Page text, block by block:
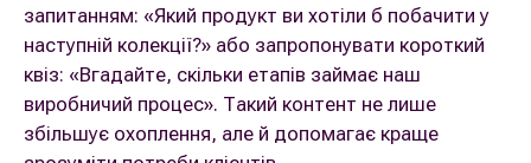
запитанням: «Який продукт ви хотіли б побачити у
наступній колекції?» або запропонувати короткий
квіз: «Вгадайте, скільки етапів займає наш
виробничий процес». Такий контент не лише
збільшує охоплення, але й допомагає краще